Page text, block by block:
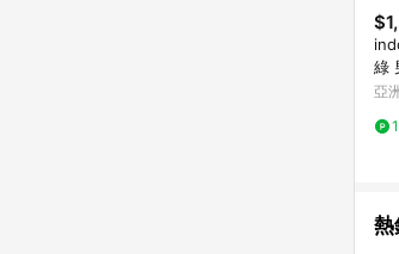
蝦
綠
亞
熱